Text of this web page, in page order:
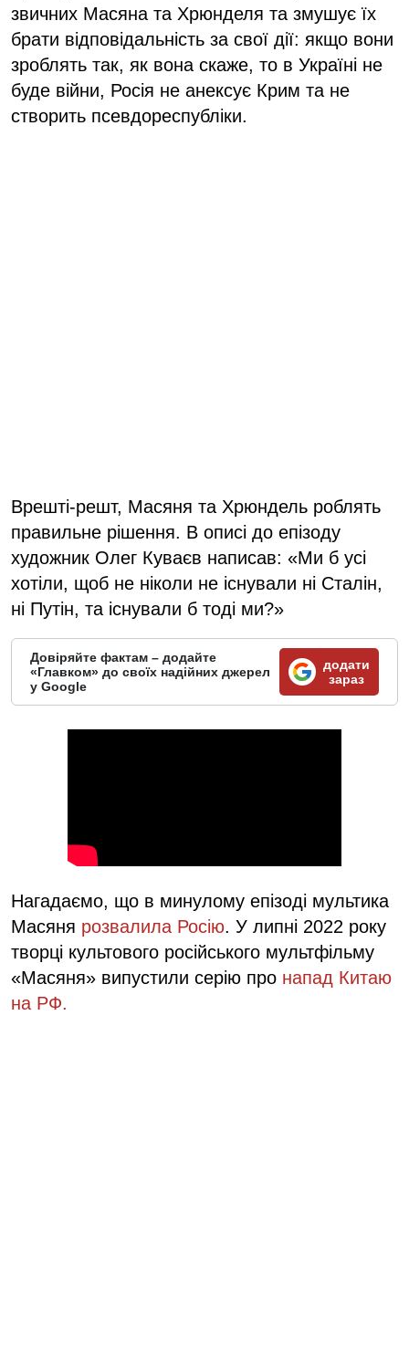
звичних Масяна та Хрюнделя та змушує їх
брати відповідальність за свої дії: якщо вони
зроблять так, як вона скаже, то в Україні не
буде війни, Росія не анексує Крим та не
створить псевдореспубліки.
Врешті-решт, Масяня та Хрюндель роблять
правильне рішення. В описі до епізоду
художник Олег Куваєв написав: «Ми б усі
хотіли, щоб не ніколи не існували ні Сталін,
ні Путін, та існували б тоді ми?»
Довіряйте фактам – додайте
«Главком» до своїх надійних джерел
у Google
додати
зараз
Нагадаємо, що в минулому епізоді мультика
Масяня розвалила Росію. У липні 2022 року
творці культового російського мультфільму
«Масяня» випустили серію про напад Китаю
на РФ.